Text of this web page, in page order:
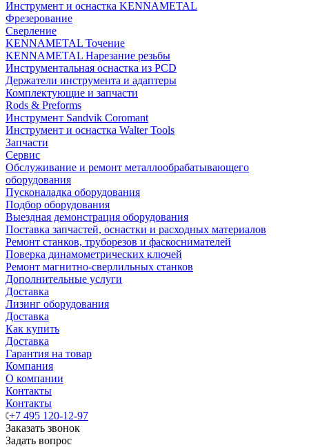
Инструмент и оснастка KENNAMETAL
Фрезерование
Сверление
KENNAMETAL Точение
KENNAMETAL Нарезание резьбы
Инструментальная оснастка из PCD
Держатели инструмента и адаптеры
Комплектующие и запчасти
Rods & Preforms
Инструмент Sandvik Coromant
Инструмент и оснастка Walter Tools
Запчасти
Сервис
Обслуживание и ремонт металлообрабатывающего
оборудования
Пусконаладка оборудования
Подбор оборудования
Выездная демонстрация оборудования
Поставка запчастей, оснастки и расходных материалов
Ремонт станков, труборезов и фаскоснимателей
Поверка динамометрических ключей
Ремонт магнитно-сверлильных станков
Дополнительные услуги
Доставка
Лизинг оборудования
Доставка
Как купить
Доставка
Гарантия на товар
Компания
О компании
Контакты
Контакты
+7 495 120-12-97
Заказать звонок
Задать вопрос